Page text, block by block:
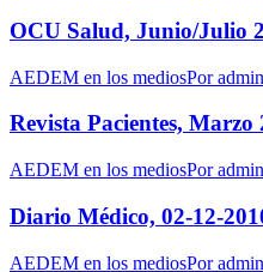
OCU Salud, Junio/Julio
AEDEM en los mediosPor
Revista Pacientes, Marzo
AEDEM en los mediosPor
Diario Médico, 02-12-
AEDEM en los mediosPor